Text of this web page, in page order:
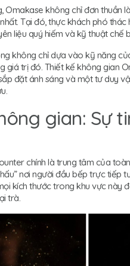
Omakase không chỉ đơn thuần
Tại đó, thực khách phó
liệu quý hiếm và kỹ thuật chế
không chỉ dựa vào kỹ năng
giá trị đó. Thiết kế không gian
đặt ánh sáng và một tư duy
gian: Sự
chính là trung tâm của
nơi người đầu bếp trực tiếp
kích thước trong khu vực này
trà.